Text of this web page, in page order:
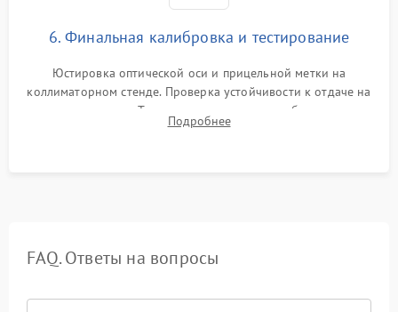
6. Финальная калибровка и тестирование
Юстировка оптической оси и прицельной метки на
коллиматорном стенде. Проверка устойчивости к отдаче на
ударном стенде. Тестирование качества изображения в
темноте, дальности обнаружения и корректной работы всех
Подробнее
FAQ. Ответы на вопросы